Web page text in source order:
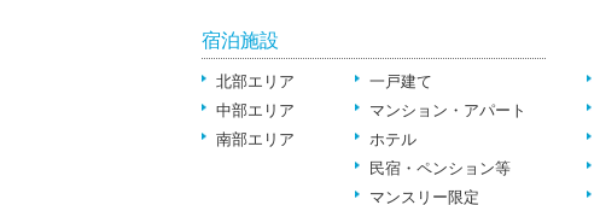
宿泊施設
北部エリア
中部エリア
南部エリア
一戸建て
マンション・アパート
ホテル
民宿・ペンション等
マンスリー限定